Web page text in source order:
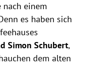
nach einem
es haben sich
Simon Schubert,
dem alten